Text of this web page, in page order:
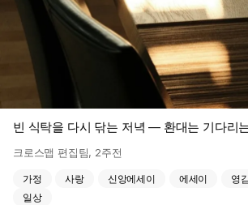
빈 식탁을 다시 닦는 저녁 — 환대는 기다리
크로스맵 편집팀, 2주전
가정 사랑 신앙에세이 에세이 영
일상